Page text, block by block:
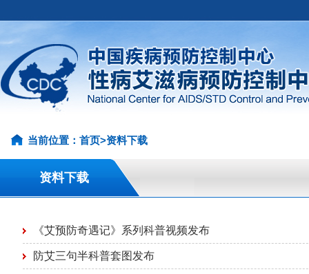
当前位置： 首页>资料下载
资料下载
《艾预防奇遇记》系列科普视频发布
防艾三句半科普套图发布